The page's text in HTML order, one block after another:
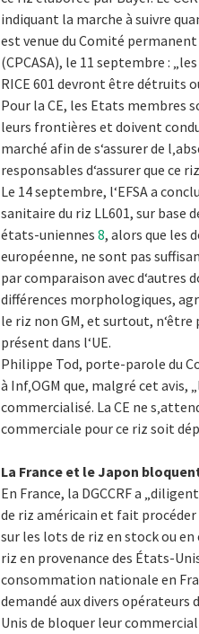
indiquant la marche à suivre
est venue du Comité
(CPCASA), le 11 septembre :
RICE 601 devront être détruits
Pour la CE, les Etats membres
leurs frontières et doivent
marché afin de s‘assurer de
responsables d‘assurer que ce
Le 14 septembre, l‘EFSA a
sanitaire du riz LL601, sur base
états-uniennes 8, alors que les
européenne, ne sont pas
par comparaison avec d‘autres
différences morphologiques,
le riz non GM, et surtout, n‘être
présent dans l‘UE.
Philippe Tod, porte-parole du
à Inf‚OGM que, malgré cet
commercialisé. La CE ne
commerciale pour ce riz soit
La France et le Japon
En France, la DGCCRF a
de riz américain et fait
sur les lots de riz en stock ou
riz en provenance des États-
consommation nationale en
demandé aux divers
Unis de bloquer leur